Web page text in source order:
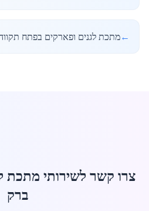
←מתכת לגנים ופארקים בפתח
צרו קשר לשירותי מתכת
ברק